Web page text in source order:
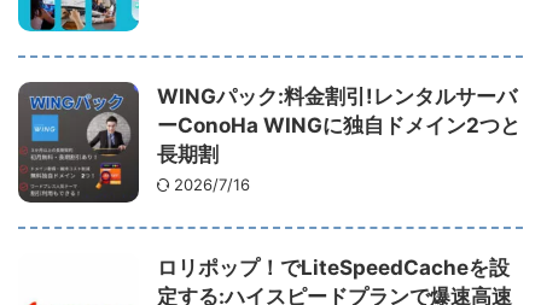
WINGパック:料金割引!レンタルサーバ
ーConoHa WINGに独自ドメイン2つと
長期割
2026/7/16
ロリポップ！でLiteSpeedCacheを設
定する:ハイスピードプランで爆速高速